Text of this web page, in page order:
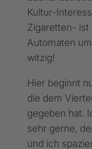
Kultur-
Zigaretten- ist
Automaten
witzig!
Hier beginnt
die dem
gegeben hat.
sehr gerne,
und ich